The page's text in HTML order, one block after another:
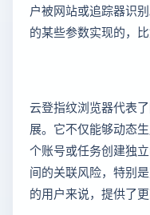
户被网站或追踪器识
的某些参数实现的，
云登指纹浏览器代表
展。它不仅能够动态
个账号或任务创建独
间的关联风险，特别
的用户来说，提供了